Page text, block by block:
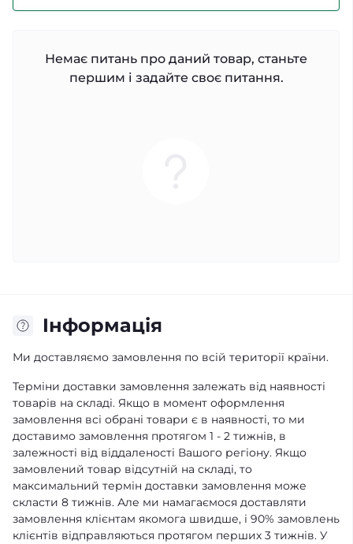
Немає питань про даний товар, станьте
першим і задайте своє питання.
Iнформація
Ми доставляємо замовлення по всій території країни.
Терміни доставки замовлення залежать від наявності
товарів на складі. Якщо в момент оформлення
замовлення всі обрані товари є в наявності, то ми
доставимо замовлення протягом 1 - 2 тижнів, в
залежності від віддаленості Вашого регіону. Якщо
замовлений товар відсутній на складі, то
максимальний термін доставки замовлення може
скласти 8 тижнів. Але ми намагаємося доставляти
замовлення клієнтам якомога швидше, і 90% замовлень
клієнтів відправляються протягом перших 3 тижнів. У